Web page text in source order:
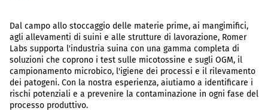
Dal campo allo stoccaggio delle materie prime, ai mangimifici,
agli allevamenti di suini e alle strutture di lavorazione, Romer
Labs supporta l'industria suina con una gamma completa di
soluzioni che coprono i test sulle micotossine e sugli OGM, il
campionamento microbico, l'igiene dei processi e il rilevamento
dei patogeni. Con la nostra esperienza, aiutiamo a identificare i
rischi potenziali e a prevenire la contaminazione in ogni fase del
processo produttivo.